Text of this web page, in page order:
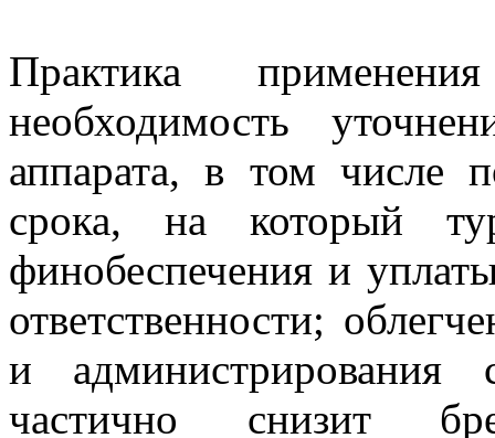
Практика
необходимость
аппарата, в том числе
срока, на который
финобеспечения и
ответственности;
и
частично снизит